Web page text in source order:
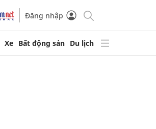
Đăng nhập
Xe Bất động sản Du lịch